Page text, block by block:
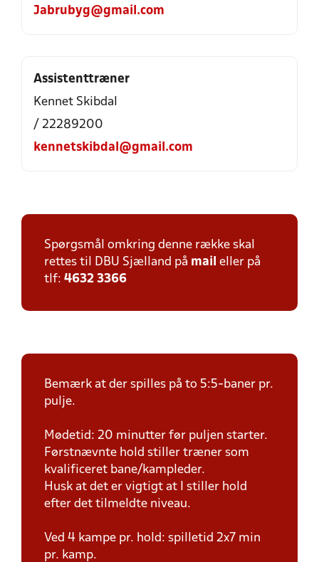
Jabrubyg@gmail.com
Assistenttræner
Kennet Skibdal
/ 22289200
kennetskibdal@gmail.com
Spørgsmål omkring denne række skal
rettes til DBU Sjælland på mail eller på
tlf: 4632 3366
Bemærk at der spilles på to 5:5-baner pr.
pulje.
Mødetid: 20 minutter før puljen starter.
Førstnævnte hold stiller træner som
kvalificeret bane/kampleder.
Husk at det er vigtigt at I stiller hold
efter det tilmeldte niveau.
Ved 4 kampe pr. hold: spilletid 2x7 min
pr. kamp.